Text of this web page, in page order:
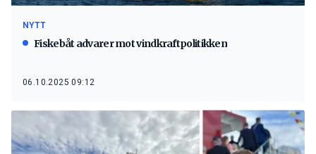
NYTT
Fiskebåt advarer mot vindkraftpolitikken
06.10.2025 09:12